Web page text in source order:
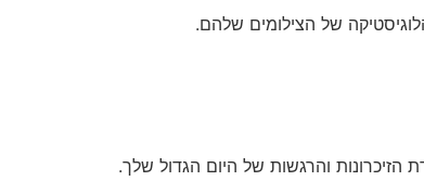
של הצילומים שלהם.
והרגשות של היום הגדול שלך.